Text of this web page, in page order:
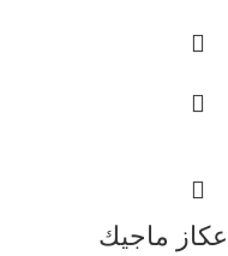
عكاز ماجيك